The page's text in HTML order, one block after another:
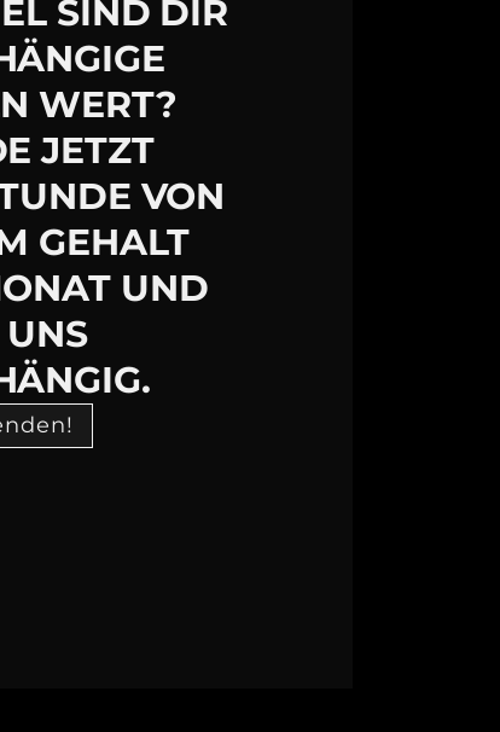
SIND DIR
WERT?
JETZT
VON
GEHALT
UND